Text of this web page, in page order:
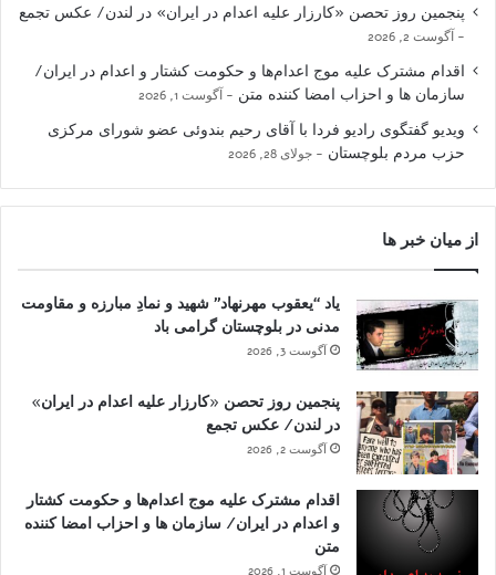
پنجمین روز تحصن «کارزار علیه اعدام در ایران» در لندن/ عکس تجمع
آگوست 2, 2026
اقدام مشترک علیه موج اعدام‌ها و حکومت کشتار و اعدام در ایران/
سازمان ها و احزاب امضا کننده متن
آگوست 1, 2026
ویدیو گفتگوی رادیو فردا با آقای رحیم بندوئی عضو شورای مرکزی
حزب مردم بلوچستان
جولای 28, 2026
از میان خبر ها
یاد “یعقوب مهرنهاد” شهید و نمادِ مبارزه و مقاومت
مدنی در بلوچستان گرامی باد
آگوست 3, 2026
پنجمین روز تحصن «کارزار علیه اعدام در ایران»
در لندن/ عکس تجمع
آگوست 2, 2026
اقدام مشترک علیه موج اعدام‌ها و حکومت کشتار
و اعدام در ایران/ سازمان ها و احزاب امضا کننده
متن
آگوست 1, 2026